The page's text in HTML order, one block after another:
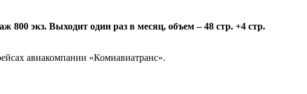
800 экз. Выходит один раз в месяц, объем – 48 стр. +4 стр.
авиакомпании «Комиавиатранс».